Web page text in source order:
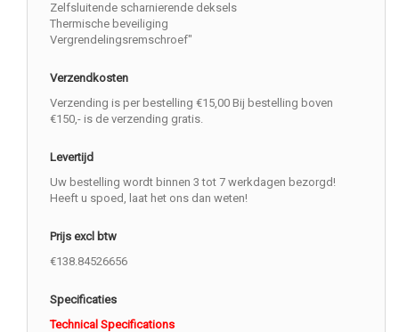
Zelfsluitende scharnierende deksels
Thermische beveiliging
Vergrendelingsremschroef"
Verzendkosten
Verzending is per bestelling €15,00 Bij bestelling boven
€150,- is de verzending gratis.
Levertijd
Uw bestelling wordt binnen 3 tot 7 werkdagen bezorgd!
Heeft u spoed, laat het ons dan weten!
Prijs excl btw
€138.84526656
Specificaties
Technical Specifications